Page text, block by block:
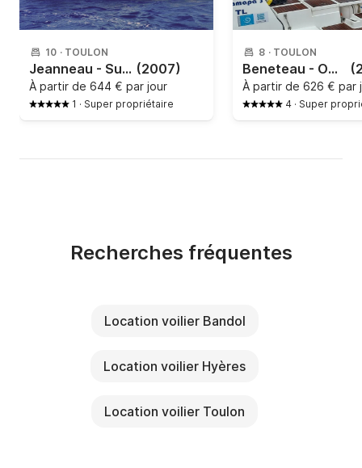
10 · TOULON
Jeanneau - Sun Odyssey 49 (4 cab) (2007)
À partir de 644 € par jour
1 · Super propriétaire
8 · TOULON
Beneteau - OCEANIS 45 (3 CAB)
À partir de 626 € par
4 · Super
Recherches fréquentes
Location voilier Bandol
Location voilier Hyères
Location voilier Toulon